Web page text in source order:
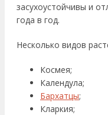
засухоустойчивы и
года в год.
Несколько видов
Космея;
Календула;
Бархатцы;
Кларкия;